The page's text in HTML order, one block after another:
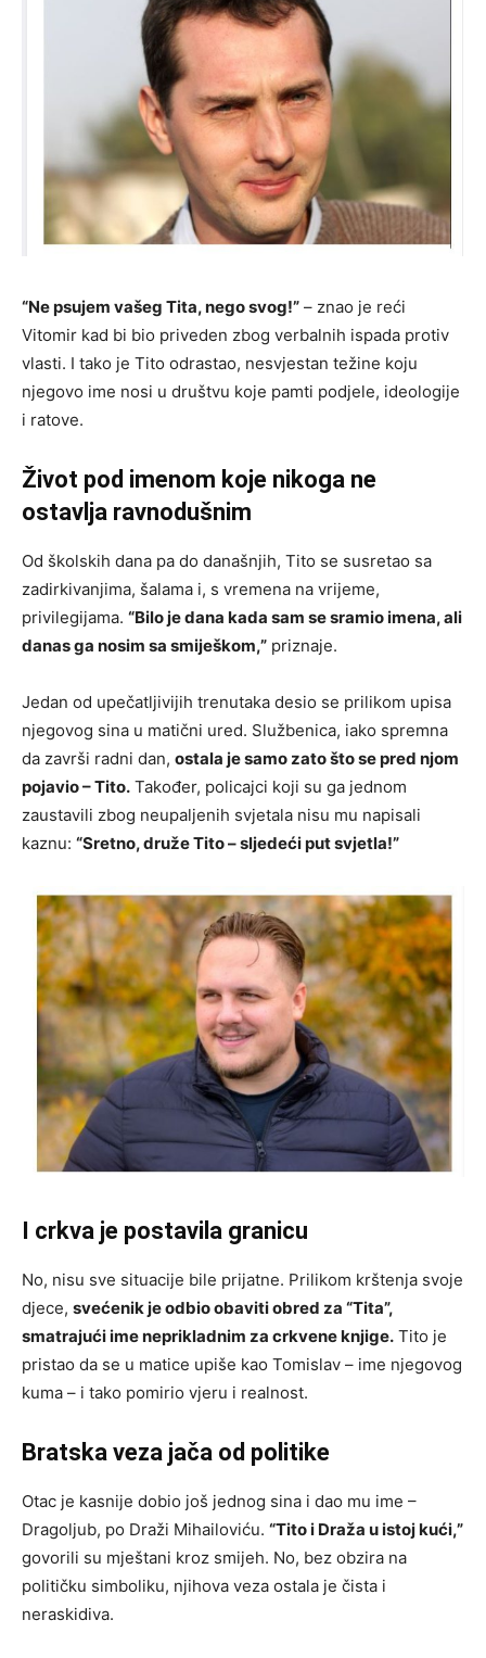
“Ne psujem vašeg Tita, nego svog!” – znao je reći
Vitomir kad bi bio priveden zbog verbalnih ispada protiv
vlasti. I tako je Tito odrastao, nesvjestan težine koju
njegovo ime nosi u društvu koje pamti podjele, ideologije
i ratove.
Život pod imenom koje nikoga ne
ostavlja ravnodušnim
Od školskih dana pa do današnjih, Tito se susretao sa
zadirkivanjima, šalama i, s vremena na vrijeme,
privilegijama. “Bilo je dana kada sam se sramio imena, ali
danas ga nosim sa smiješkom,” priznaje.
Jedan od upečatljivijih trenutaka desio se prilikom upisa
njegovog sina u matični ured. Službenica, iako spremna
da završi radni dan, ostala je samo zato što se pred njom
pojavio – Tito. Također, policajci koji su ga jednom
zaustavili zbog neupaljenih svjetala nisu mu napisali
kaznu: “Sretno, druže Tito – sljedeći put svjetla!”
I crkva je postavila granicu
No, nisu sve situacije bile prijatne. Prilikom krštenja svoje
djece, svećenik je odbio obaviti obred za “Tita”,
smatrajući ime neprikladnim za crkvene knjige. Tito je
pristao da se u matice upiše kao Tomislav – ime njegovog
kuma – i tako pomirio vjeru i realnost.
Bratska veza jača od politike
Otac je kasnije dobio još jednog sina i dao mu ime –
Dragoljub, po Draži Mihailoviću. “Tito i Draža u istoj kući,”
govorili su mještani kroz smijeh. No, bez obzira na
političku simboliku, njihova veza ostala je čista i
neraskidiva.